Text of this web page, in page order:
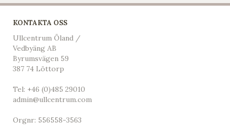
KONTAKTA OSS
Ullcentrum Öland /
Vedbyäng AB
Byrumsvägen 59
387 74 Löttorp
Tel: +46 (0)485 29010
admin@ullcentrum.com
Orgnr: 556558-3563